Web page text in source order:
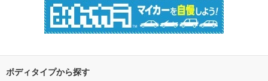
ボディタイプから探す